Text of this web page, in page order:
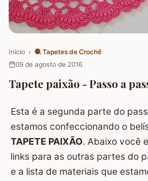
Início › 🧶 Tapetes de Crochê
09 de agosto de 2016
Tapete paixão - Passo a
Esta é a segunda parte do
estamos confeccionando o
TAPETE PAIXÃO. Abaixo você
links para as outras partes do
e a lista de materiais que